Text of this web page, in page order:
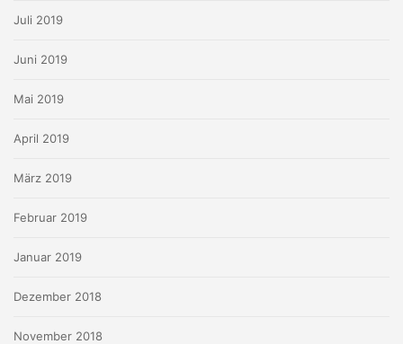
Juli 2019
Juni 2019
Mai 2019
April 2019
März 2019
Februar 2019
Januar 2019
Dezember 2018
November 2018